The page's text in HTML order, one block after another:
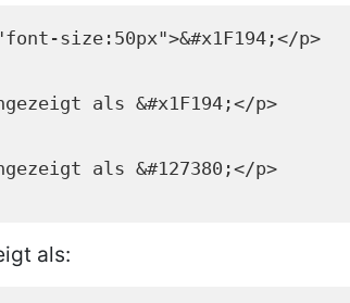
size:50px">&#x1F194;</p>
als &#x1F194;</p>
als &#127380;</p>
als: